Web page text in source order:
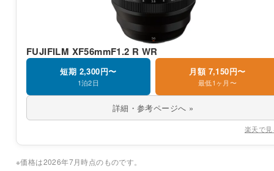
FUJIFILM XF56mmF1.2 R WR
短期 2,300円〜
1泊2日
月額 7,150円〜
最低1ヶ月〜
詳細・参考ページへ »
楽天で
※価格は2026年7月時点のものです。